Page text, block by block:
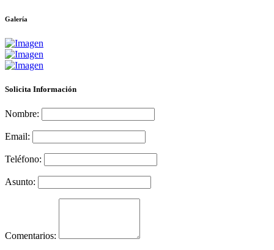
Galería
Solicita Información
Nombre:
Email:
Teléfono:
Asunto:
Comentarios: